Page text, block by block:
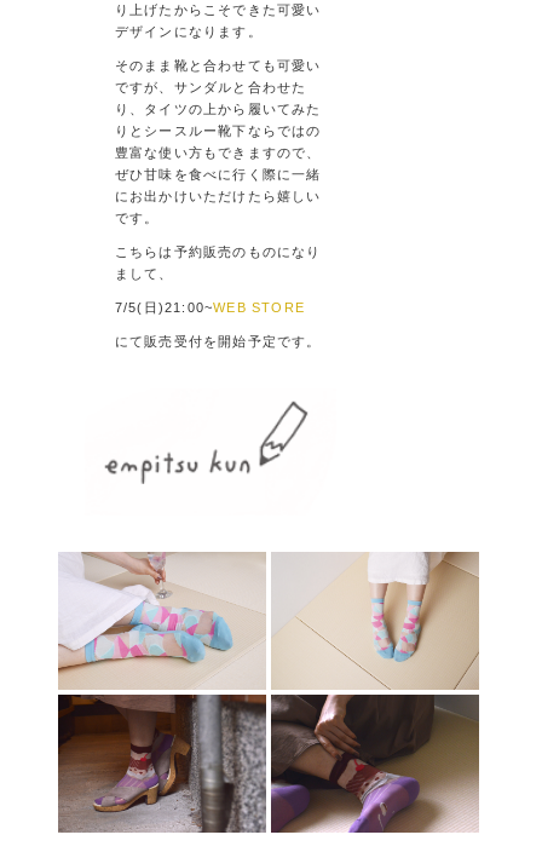
り上げたからこそできた可愛い
デザインになります。
そのまま靴と合わせても可愛い
ですが、サンダルと合わせた
り、タイツの上から履いてみた
りとシースルー靴下ならではの
豊富な使い方もできますので、
ぜひ甘味を食べに行く際に一緒
にお出かけいただけたら嬉しい
です。
こちらは予約販売のものになり
まして、
7/5(日)21:00~WEB STORE
にて販売受付を開始予定です。